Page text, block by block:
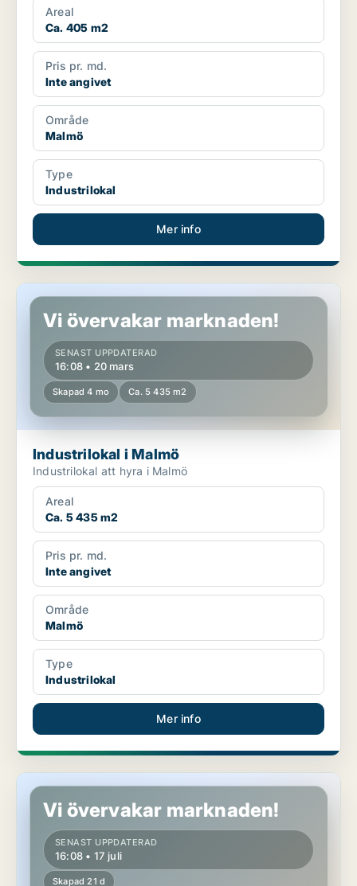
Areal
Ca. 405 m2
Pris pr. md.
Inte angivet
Område
Malmö
Type
Industrilokal
Mer info
Industrilokal i Malmö
Vi övervakar marknaden!
SENAST UPPDATERAD
16:08 • 20 mars
Skapad 4 mo Ca. 5 435 m2
Industrilokal i Malmö
Industrilokal att hyra i Malmö
Areal
Ca. 5 435 m2
Pris pr. md.
Inte angivet
Område
Malmö
Type
Industrilokal
Mer info
Industrilokal i Malmö
Vi övervakar marknaden!
SENAST UPPDATERAD
16:08 • 17 juli
Skapad 21 d